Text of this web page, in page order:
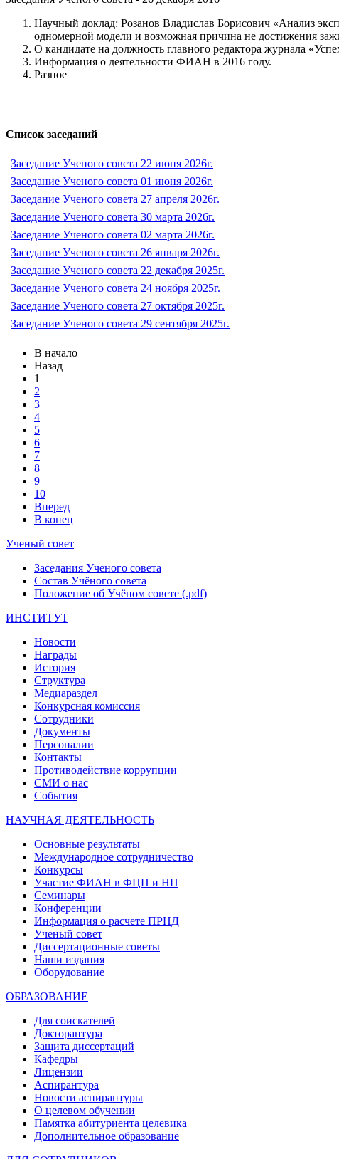
Научный доклад: Розанов Владислав Борисович «Анализ
одномерной модели и возможная причина не достижения
О кандидате на должность главного редактора журнала
Информация о деятельности ФИАН в 2016 году.
Разное
Список заседаний
Заседание Ученого совета 22 июня 2026г.
Заседание Ученого совета 01 июня 2026г.
Заседание Ученого совета 27 апреля 2026г.
Заседание Ученого совета 30 марта 2026г.
Заседание Ученого совета 02 марта 2026г.
Заседание Ученого совета 26 января 2026г.
Заседание Ученого совета 22 декабря 2025г.
Заседание Ученого совета 24 ноября 2025г.
Заседание Ученого совета 27 октября 2025г.
Заседание Ученого совета 29 сентября 2025г.
В начало
Назад
1
2
3
4
5
6
7
8
9
10
Вперед
В конец
Ученый совет
Заседания Ученого совета
Состав Учёного совета
Положение об Учёном совете (.pdf)
ИНСТИТУТ
Новости
Награды
История
Структура
Медиараздел
Конкурсная комиссия
Сотрудники
Документы
Персоналии
Контакты
Противодействие коррупции
СМИ о нас
События
НАУЧНАЯ ДЕЯТЕЛЬНОСТЬ
Основные результаты
Международное сотрудничество
Конкурсы
Участие ФИАН в ФЦП и НП
Семинары
Конференции
Информация о расчете ПРНД
Ученый совет
Диссертационные советы
Наши издания
Оборудование
ОБРАЗОВАНИЕ
Для соискателей
Докторантура
Защита диссертаций
Кафедры
Лицензии
Аспирантура
Новости аспирантуры
О целевом обучении
Памятка абитуриента целевика
Дополнительное образование